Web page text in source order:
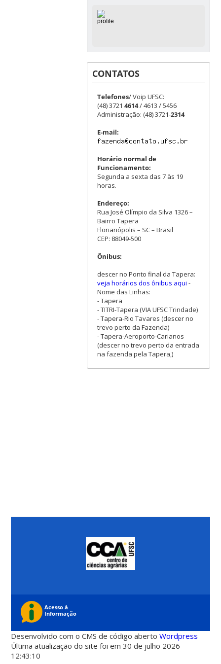
CONTATOS
Telefones/ Voip UFSC:
(48) 3721 4614/ 4613 / 5456
Administração: (48) 3721-2314
E-mail:
Horário normal de
Funcionamento:
Segunda a sexta das 7 às 19
horas.
Endereço:
Rua José Olímpio da Silva 1326 –
Bairro Tapera
Florianópolis – SC – Brasil
CEP: 88049-500
Ônibus:
descer no Ponto final da Tapera:
veja horários dos ônibus aqui -
Nome das Linhas:
- Tapera
- TITRI-Tapera (VIA UFSC Trindade)
- Tapera-Rio Tavares (descer no
trevo perto da Fazenda)
- Tapera-Aeroporto-Carianos
(descer no trevo perto da entrada
na fazenda pela Tapera,)
Desenvolvido com o CMS de código abertoWordpress
Última atualização do site foi em 30 de julho 2026 -
12:43:10